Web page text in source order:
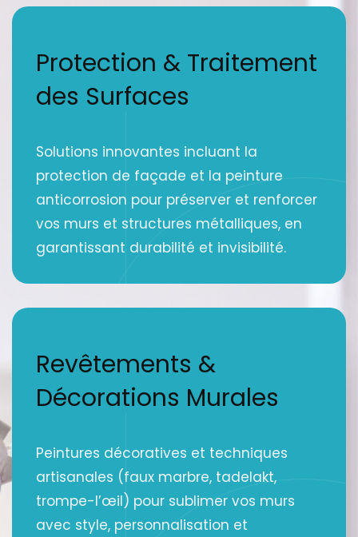
Protection & Traitement
des Surfaces
Solutions innovantes incluant la
protection de façade et la peinture
anticorrosion pour préserver et renforcer
vos murs et structures métalliques, en
garantissant durabilité et invisibilité.
Revêtements &
Décorations Murales
Peintures décoratives et techniques
artisanales (faux marbre, tadelakt,
trompe-l’œil) pour sublimer vos murs
avec style, personnalisation et